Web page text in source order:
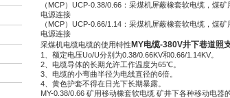
（MCP）UCP-0.38/0.66：采煤机屏蔽橡套软电缆，煤
电源连接
（MCP）UCP-0.66/1.14：采煤机屏蔽橡套软电缆，煤
电源连接
采煤机电缆电缆的使用特性 MY电缆-380V井下巷道照
1、额定电压Uo/U分别为0.38/0.66KV和0.66/1.14KV。
2、电缆导体的长期允许工作温度为65℃。
3、电缆的小弯曲半径为电线直径的6倍。
4、黄色护套不得在日光下长期暴露。
MY-0.38/0.66 矿用移动橡套软电缆 矿井下各种移动电器